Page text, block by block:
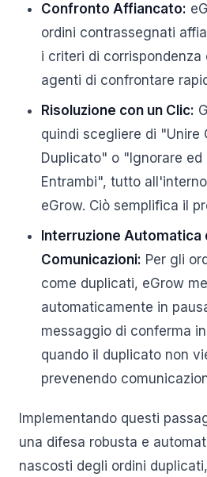
Confronto Affiancato:
ordini contrassegnati
i criteri di
agenti di confrontare
Risoluzione con un Clic:
quindi scegliere di "Unire
Duplicato" o "Ignorare ed
Entrambi", tutto
eGrow. Ciò semplifica il
Interruzione Automatica
Comunicazioni: Per gli
come duplicati, eGrow
automaticamente in
messaggio di conferma
quando il duplicato non
prevenendo
Implementando questi
una difesa robusta e
nascosti degli ordini